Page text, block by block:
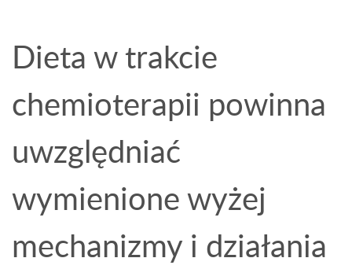
Dieta w trakcie
chemioterapii powinna
uwzględniać
wymienione wyżej
mechanizmy i działania